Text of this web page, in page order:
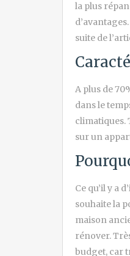
la plus
suite de
A plus de
dans le
climatiques.
sur un
Ce qu’il y a
souhaite la
maison
rénover.
budget, car